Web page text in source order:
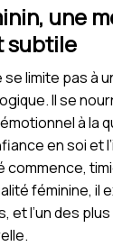
une
subtile
se limite pas à
Il se
à la
en soi et
commence,
féminine, il
et l’un des